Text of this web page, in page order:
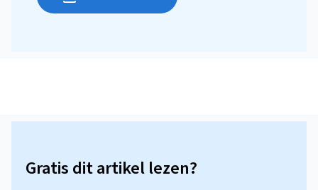
Gratis dit artikel lezen?